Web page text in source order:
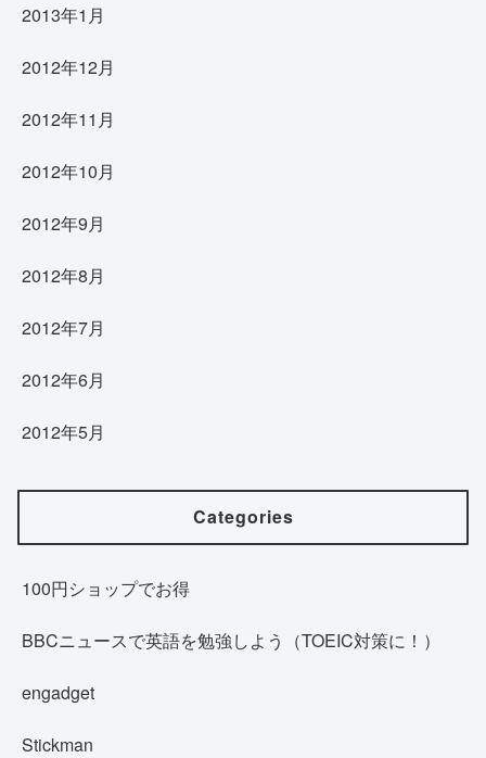
2013年1月
2012年12月
2012年11月
2012年10月
2012年9月
2012年8月
2012年7月
2012年6月
2012年5月
Categories
100円ショップでお得
BBCニュースで英語を勉強しよう（TOEIC対策に！）
engadget
Stickman